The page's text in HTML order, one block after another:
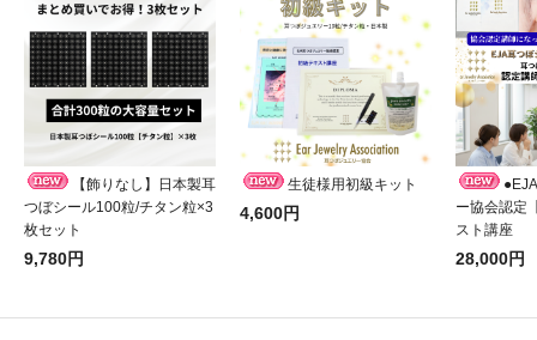
【飾りなし】日本製耳
つぼシール100粒/チタン粒×3
枚セット
9,780円
生徒様用初級キット
4,600円
ー協会認定
スト講座
28,000円